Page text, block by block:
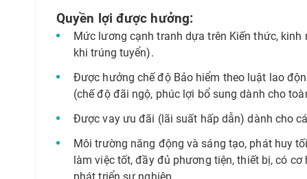
Quyền lợi được hưởng:
Mức lương cạnh tranh dựa trên Kiến thức,
khi trúng tuyển).
Được hưởng chế độ Bảo hiểm theo luật lao
(chế độ đãi ngộ, phúc lợi bổ sung dành cho
Được vay ưu đãi (lãi suất hấp dẫn) dành cho
Môi trường năng động và sáng tạo, phát huy
làm việc tốt, đầy đủ phương tiện, thiết bị, có